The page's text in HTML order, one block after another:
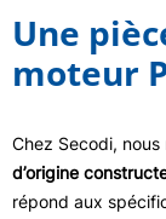
Une
moteur
Chez Secodi,
d’origine
répond aux